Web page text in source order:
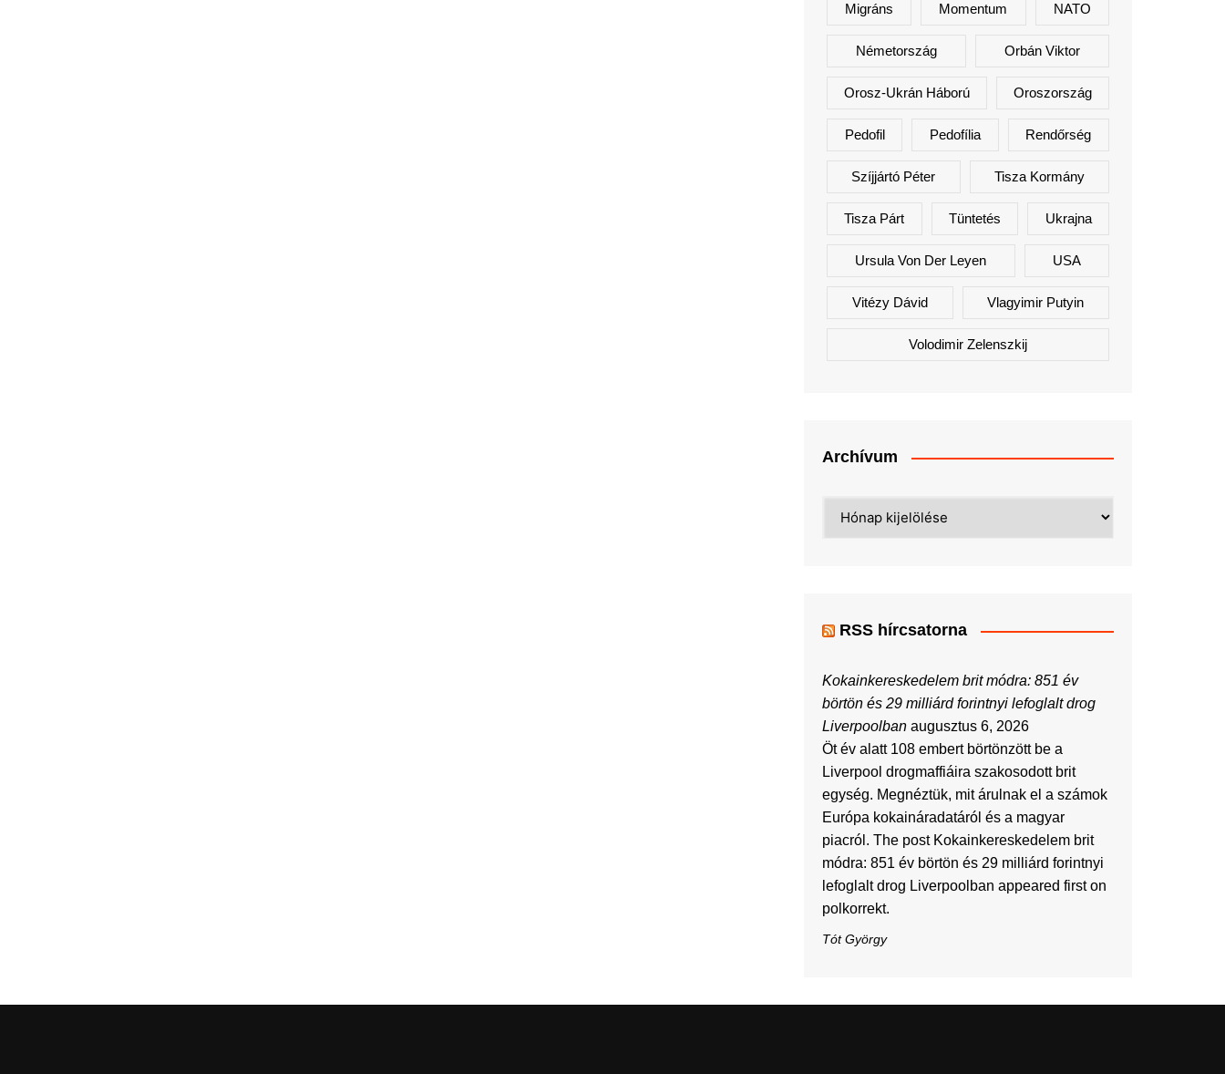
Migráns Momentum NATO
Németország Orbán Viktor
Orosz-Ukrán Háború Oroszország
Pedofil Pedofília Rendőrség
Szíjjártó Péter Tisza Kormány
Tisza Párt Tüntetés Ukrajna
Ursula Von Der Leyen USA
Vitézy Dávid Vlagyimir Putyin
Volodimir Zelenszkij
Archívum
RSS hírcsatorna
Kokainkereskedelem brit módra: 851 év
börtön és 29 milliárd forintnyi lefoglalt drog
Liverpoolban augusztus 6, 2026
Öt év alatt 108 embert börtönzött be a
Liverpool drogmaffiáira szakosodott brit
egység. Megnéztük, mit árulnak el a számok
Európa kokaináradatáról és a magyar
piacról. The post Kokainkereskedelem brit
módra: 851 év börtön és 29 milliárd forintnyi
lefoglalt drog Liverpoolban appeared first on
polkorrekt.
Tót György